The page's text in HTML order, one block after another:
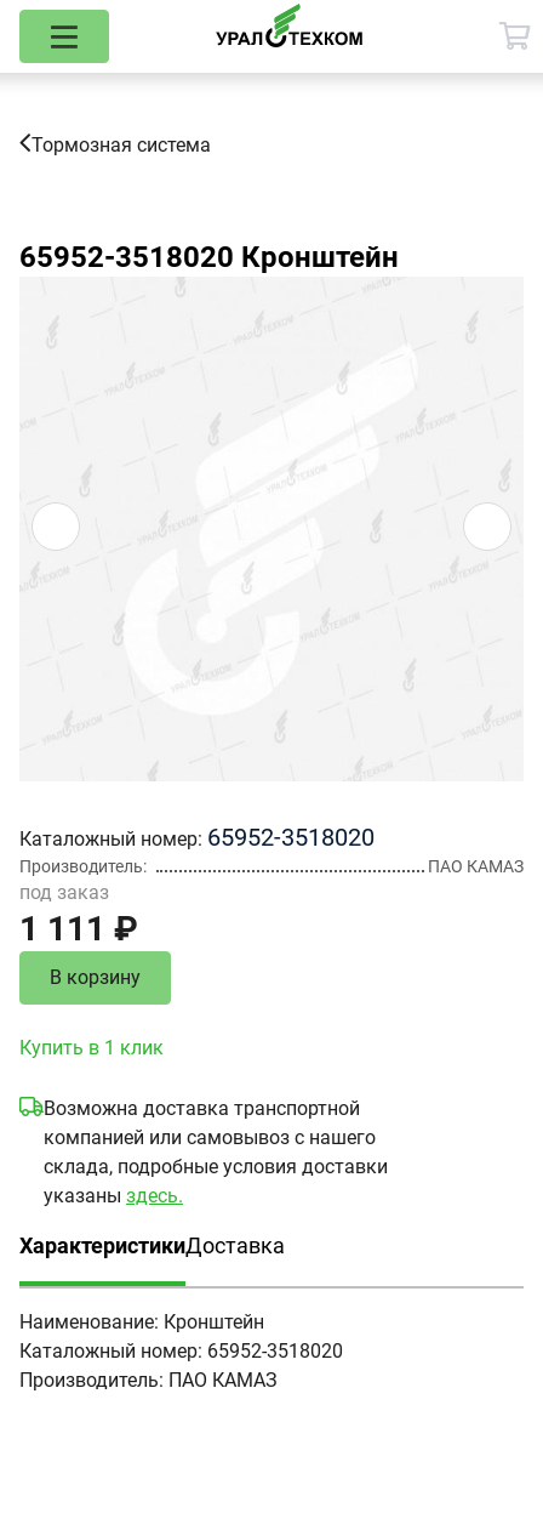
Тормозная система
65952-3518020 Кронштейн
Каталожный номер 65952-3518020
Производитель ПАО КАМАЗ
под заказ
1 111 ₽
В корзину
Купить в 1 клик
Возможна доставка транспортной
компанией или самовывоз с нашего
склада, подробные условия доставки
указаны здесь.
Характеристики
(активная вкладка)
Доставка
Наименование: Кронштейн
Каталожный номер: 65952-3518020
Производитель: ПАО КАМАЗ